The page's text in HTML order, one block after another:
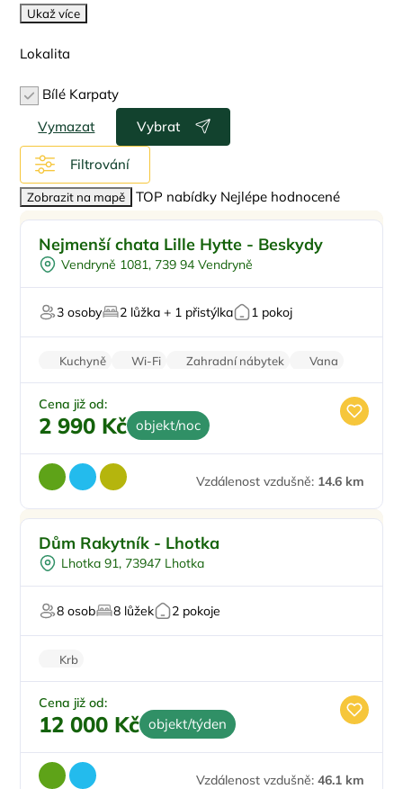
Ukaž více
Lokalita
Bílé Karpaty
Vymazat
Vybrat
Filtrování
Zobrazit na mapě TOP nabídky Nejlépe hodnocené
U lesa
Pro milovníky přírody
Pro majitele mazlíčků
Top
Nejmenší chata Lille Hytte - Beskydy
Vendryně 1081, 739 94 Vendryně
3 osoby 2 lůžka + 1 přistýlka 1 pokoj
Kuchyně Wi-Fi Zahradní nábytek
Vana
Balkon/terasa
Cena již od:
2 990 Kč objekt/noc
Vzdálenost vzdušně: 14.6 km
Na samotě
Šipky
Pingpong
Dům Rakytník - Lhotka
Lhotka 91, 73947 Lhotka
8 osob 8 lůžek 2 pokoje
Krb
Cena již od:
12 000 Kč objekt/týden
Vzdálenost vzdušně: 46.1 km